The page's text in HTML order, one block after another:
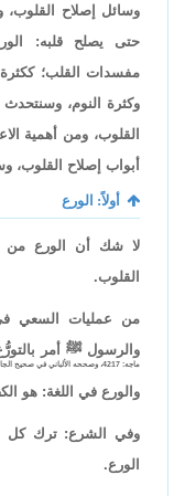
وسائل إصلاح القلوب،
حتى يصلح قلبه:
مفسدات القلب؛ ككثرة
وكثرة النوم،
القلوب، ومن أهمية
أبواب إصلاح القلوب،
أولاً: الورع
لا شك أن الورع من
القلوب.
من عمليات السعي
والرسول ﷺ أمر
ماجه: 4217، وصححه الألباني في صحيح الجامع الصغير وزيادته: 4580].
والورع في اللغة: هو
وفي الشرع: ترك كل
الورع.